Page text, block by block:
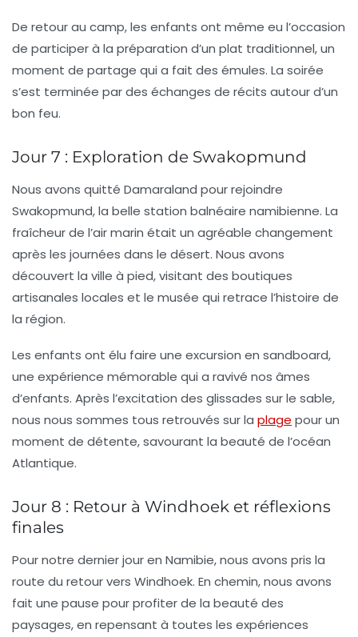
De retour au camp, les enfants ont même eu l’occasion
de participer à la préparation d’un plat traditionnel, un
moment de partage qui a fait des émules. La soirée
s’est terminée par des échanges de récits autour d’un
bon feu.
Jour 7 : Exploration de Swakopmund
Nous avons quitté Damaraland pour rejoindre
Swakopmund, la belle station balnéaire namibienne. La
fraîcheur de l’air marin était un agréable changement
après les journées dans le désert. Nous avons
découvert la ville à pied, visitant des boutiques
artisanales locales et le musée qui retrace l’histoire de
la région.
Les enfants ont élu faire une excursion en sandboard,
une expérience mémorable qui a ravivé nos âmes
d’enfants. Après l’excitation des glissades sur le sable,
nous nous sommes tous retrouvés sur la plage pour un
moment de détente, savourant la beauté de l’océan
Atlantique.
Jour 8 : Retour à Windhoek et réflexions
finales
Pour notre dernier jour en Namibie, nous avons pris la
route du retour vers Windhoek. En chemin, nous avons
fait une pause pour profiter de la beauté des
paysages, en repensant à toutes les expériences